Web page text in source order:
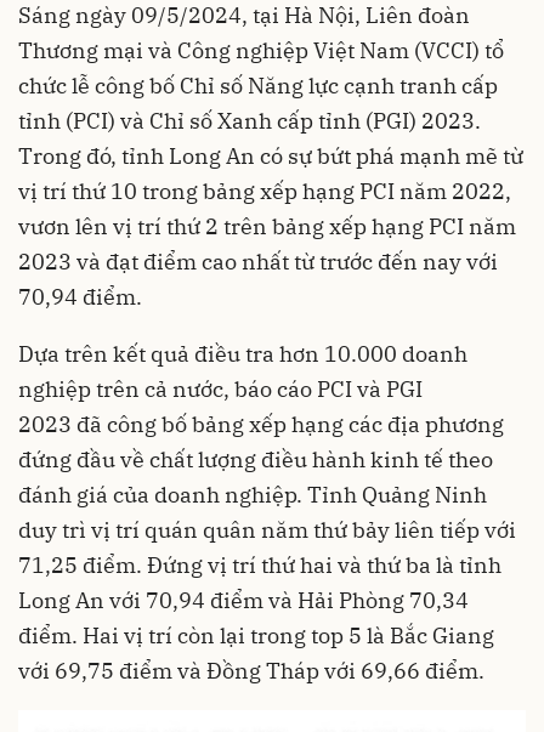
Sáng ngày 09/5/2024, tại Hà Nội, Liên đoàn
Thương mại và Công nghiệp Việt Nam (VCCI) tổ
chức lễ công bố Chỉ số Năng lực cạnh tranh cấp
tỉnh (PCI) và Chỉ số Xanh cấp tỉnh (PGI) 2023.
Trong đó, tỉnh Long An có sự bứt phá mạnh mẽ từ
vị trí thứ 10 trong bảng xếp hạng PCI năm 2022,
vươn lên vị trí thứ 2 trên bảng xếp hạng PCI năm
2023 và đạt điểm cao nhất từ trước đến nay với
70,94 điểm.
Dựa trên kết quả điều tra hơn 10.000 doanh
nghiệp trên cả nước, báo cáo PCI và PGI
2023 đã công bố bảng xếp hạng các địa phương
đứng đầu về chất lượng điều hành kinh tế theo
đánh giá của doanh nghiệp. Tỉnh Quảng Ninh
duy trì vị trí quán quân năm thứ bảy liên tiếp với
71,25 điểm. Đứng vị trí thứ hai và thứ ba là tỉnh
Long An với 70,94 điểm và Hải Phòng 70,34
điểm. Hai vị trí còn lại trong top 5 là Bắc Giang
với 69,75 điểm và Đồng Tháp với 69,66 điểm.